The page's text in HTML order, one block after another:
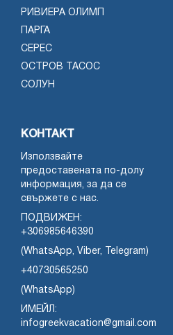
РИВИЕРА ОЛИМП
ПАРГА
СЕРЕС
ОСТРОВ ТАСОС
СОЛУН
КОНТАКТ
Използвайте
предоставената по-долу
информация, за да се
свържете с нас.
ПОДВИЖЕН:
+306985646390
(WhatsApp, Viber, Telegram)
+40730565250
(WhatsApp)
ИМЕЙЛ:
infogreekvacation@gmail.com